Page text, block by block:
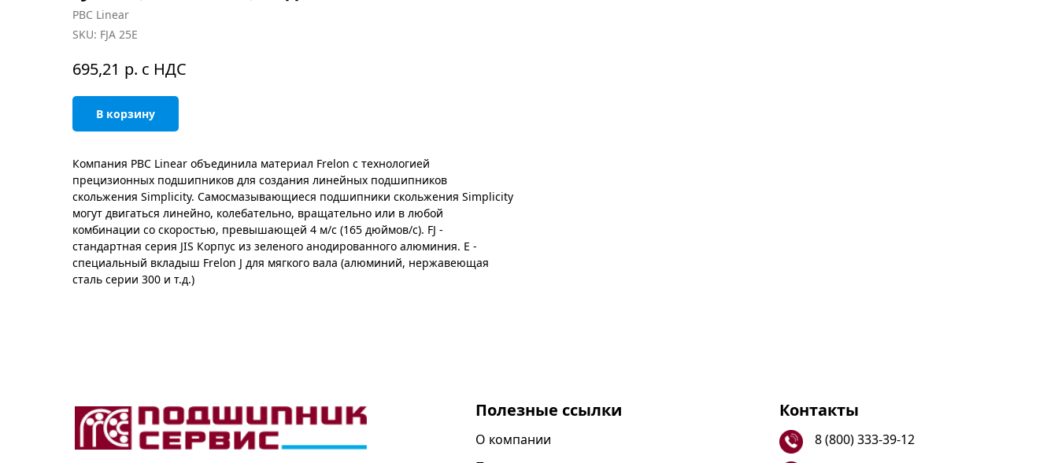
PBC Linear
SKU: FJA 25E
695,21 р. с НДС
В корзину
Компания PBC Linear объединила материал Frelon с технологией
прецизионных подшипников для создания линейных подшипников
скольжения Simplicity. Самосмазывающиеся подшипники скольжения Simplicity
могут двигаться линейно, колебательно, вращательно или в любой
комбинации со скоростью, превышающей 4 м/с (165 дюймов/с). FJ -
стандартная серия JIS Корпус из зеленого анодированного алюминия. E -
cпециальный вкладыш Frelon J для мягкого вала (алюминий, нержавеющая
сталь серии 300 и т.д.)
Полезные ссылки
О компании
Контакты
8 (800) 333-39-12